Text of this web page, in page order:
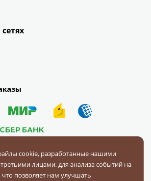
Фурнитурная Компания.Все права
cookie, разработанные нашими
лицами, для анализа событий на
позволяет нам улучшать